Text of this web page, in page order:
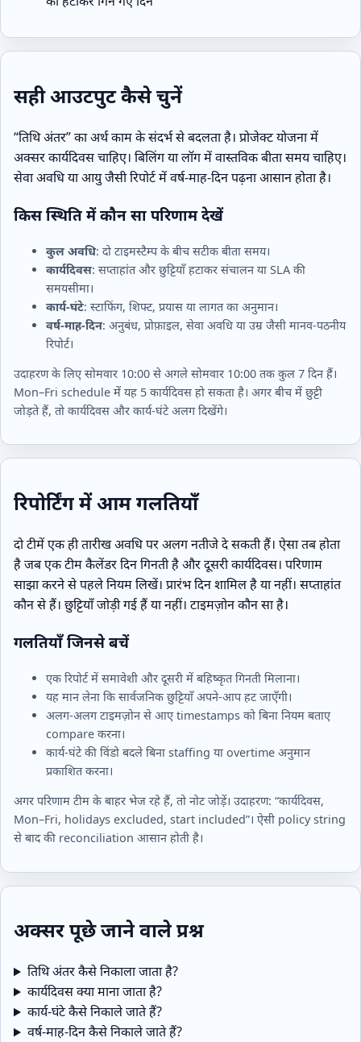
सही आउटपुट कैसे चुनें
“तिथि अंतर” का अर्थ काम के संदर्भ से बदलता है। प्रोजेक्ट योजना में
अक्सर कार्यदिवस चाहिए। बिलिंग या लॉग में वास्तविक बीता समय चाहिए।
सेवा अवधि या आयु जैसी रिपोर्ट में वर्ष‑माह‑दिन पढ़ना आसान होता है।
किस स्थिति में कौन सा परिणाम देखें
कुल अवधि: दो टाइमस्टैम्प के बीच सटीक बीता समय।
कार्यदिवस: सप्ताहांत और छुट्टियाँ हटाकर संचालन या SLA की
समयसीमा।
कार्य‑घंटे: स्टाफिंग, शिफ्ट, प्रयास या लागत का अनुमान।
वर्ष‑माह‑दिन: अनुबंध, प्रोफ़ाइल, सेवा अवधि या उम्र जैसी मानव‑पठनीय
रिपोर्ट।
उदाहरण के लिए सोमवार 10:00 से अगले सोमवार 10:00 तक कुल 7 दिन हैं।
Mon–Fri schedule में यह 5 कार्यदिवस हो सकता है। अगर बीच में छुट्टी
जोड़ते हैं, तो कार्यदिवस और कार्य‑घंटे अलग दिखेंगे।
रिपोर्टिंग में आम गलतियाँ
दो टीमें एक ही तारीख अवधि पर अलग नतीजे दे सकती हैं। ऐसा तब होता
है जब एक टीम कैलेंडर दिन गिनती है और दूसरी कार्यदिवस। परिणाम
साझा करने से पहले नियम लिखें। प्रारंभ दिन शामिल है या नहीं। सप्ताहांत
कौन से हैं। छुट्टियाँ जोड़ी गई हैं या नहीं। टाइमज़ोन कौन सा है।
गलतियाँ जिनसे बचें
एक रिपोर्ट में समावेशी और दूसरी में बहिष्कृत गिनती मिलाना।
यह मान लेना कि सार्वजनिक छुट्टियाँ अपने‑आप हट जाएँगी।
अलग-अलग टाइमज़ोन से आए timestamps को बिना नियम बताए
compare करना।
कार्य‑घंटे की विंडो बदले बिना staffing या overtime अनुमान
प्रकाशित करना।
अगर परिणाम टीम के बाहर भेज रहे हैं, तो नोट जोड़ें। उदाहरण: “कार्यदिवस,
Mon–Fri, holidays excluded, start included”। ऐसी policy string
से बाद की reconciliation आसान होती है।
अक्सर पूछे जाने वाले प्रश्न
तिथि अंतर कैसे निकाला जाता है?
कार्यदिवस क्या माना जाता है?
कार्य‑घंटे कैसे निकाले जाते हैं?
वर्ष‑माह‑दिन कैसे निकाले जाते हैं?